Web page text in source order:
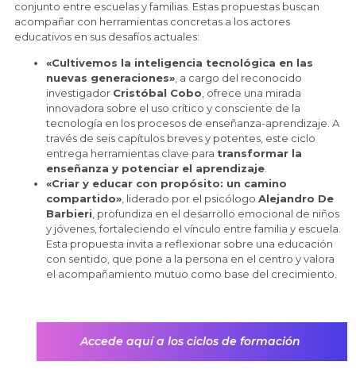
conjunto entre escuelas y familias. Estas propuestas buscan
acompañar con herramientas concretas a los actores
educativos en sus desafíos actuales:
«Cultivemos la inteligencia tecnológica en las
nuevas generaciones», a cargo del reconocido
investigador Cristóbal Cobo, ofrece una mirada
innovadora sobre el uso crítico y consciente de la
tecnología en los procesos de enseñanza-aprendizaje. A
través de seis capítulos breves y potentes, este ciclo
entrega herramientas clave para transformar la
enseñanza y potenciar el aprendizaje.
«Criar y educar con propósito: un camino
compartido», liderado por el psicólogo Alejandro De
Barbieri, profundiza en el desarrollo emocional de niños
y jóvenes, fortaleciendo el vínculo entre familia y escuela.
Esta propuesta invita a reflexionar sobre una educación
con sentido, que pone a la persona en el centro y valora
el acompañamiento mutuo como base del crecimiento.
Accede aquí a los ciclos de formación